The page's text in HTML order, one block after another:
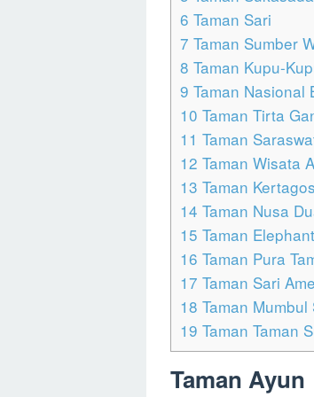
6 Taman Sari
7 Taman Sumber
8 Taman Kupu-
9 Taman Nasional
10 Taman Tirta
11 Taman
12 Taman Wisata
13 Taman
14 Taman Nusa
15 Taman
16 Taman Pura
17 Taman Sari
18 Taman Mumbul
19 Taman Taman
Taman Ayun